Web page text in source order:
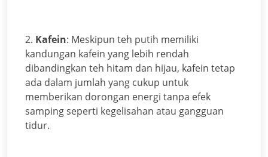
2. Kafein: Meskipun teh putih memiliki
kandungan kafein yang lebih rendah
dibandingkan teh hitam dan hijau, kafein tetap
ada dalam jumlah yang cukup untuk
memberikan dorongan energi tanpa efek
samping seperti kegelisahan atau gangguan
tidur.